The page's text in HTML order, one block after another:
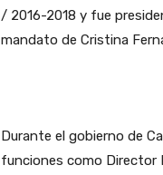
/ 2016-2018 y fue
mandato de Cristina
Durante el gobierno de
funciones como Director